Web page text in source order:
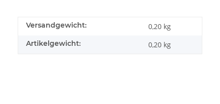
Versandgewicht: 0,20 kg
Artikelgewicht: 0,20 kg